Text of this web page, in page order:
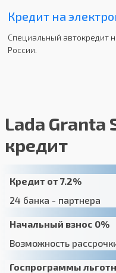
Кредит на
Специальный автокредит
России.
Lada Granta
кредит
Кредит от 7.2%
24 банка - партнера
Начальный взнос 0%
Возможность
Госпрограммы